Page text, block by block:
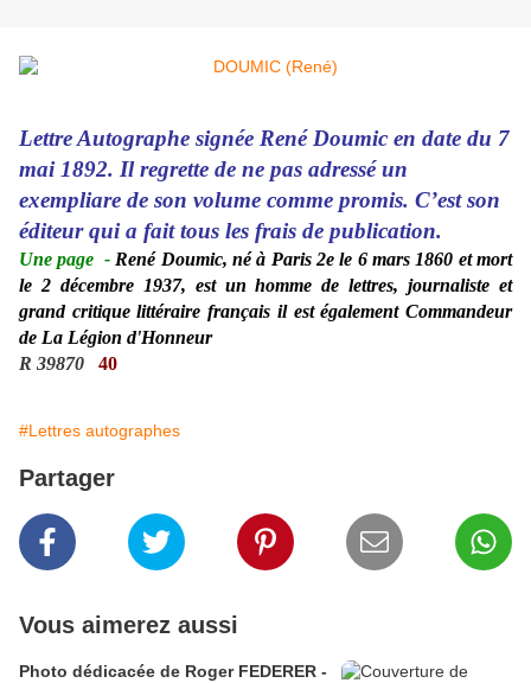
Lettre Autographe signée René Doumic en date du 7
mai 1892. Il regrette de ne pas adressé un
exempliare de son volume comme promis. C’est son
éditeur qui a fait tous les frais de publication.
Une page - René Doumic, né à Paris 2e le 6 mars 1860 et mort
le 2 décembre 1937, est un homme de lettres, journaliste et
grand critique littéraire français il est également Commandeur
de La Légion d'Honneur
R 39870
40
#Lettres autographes
Partager
Vous aimerez aussi
Photo dédicacée de Roger FEDERER -